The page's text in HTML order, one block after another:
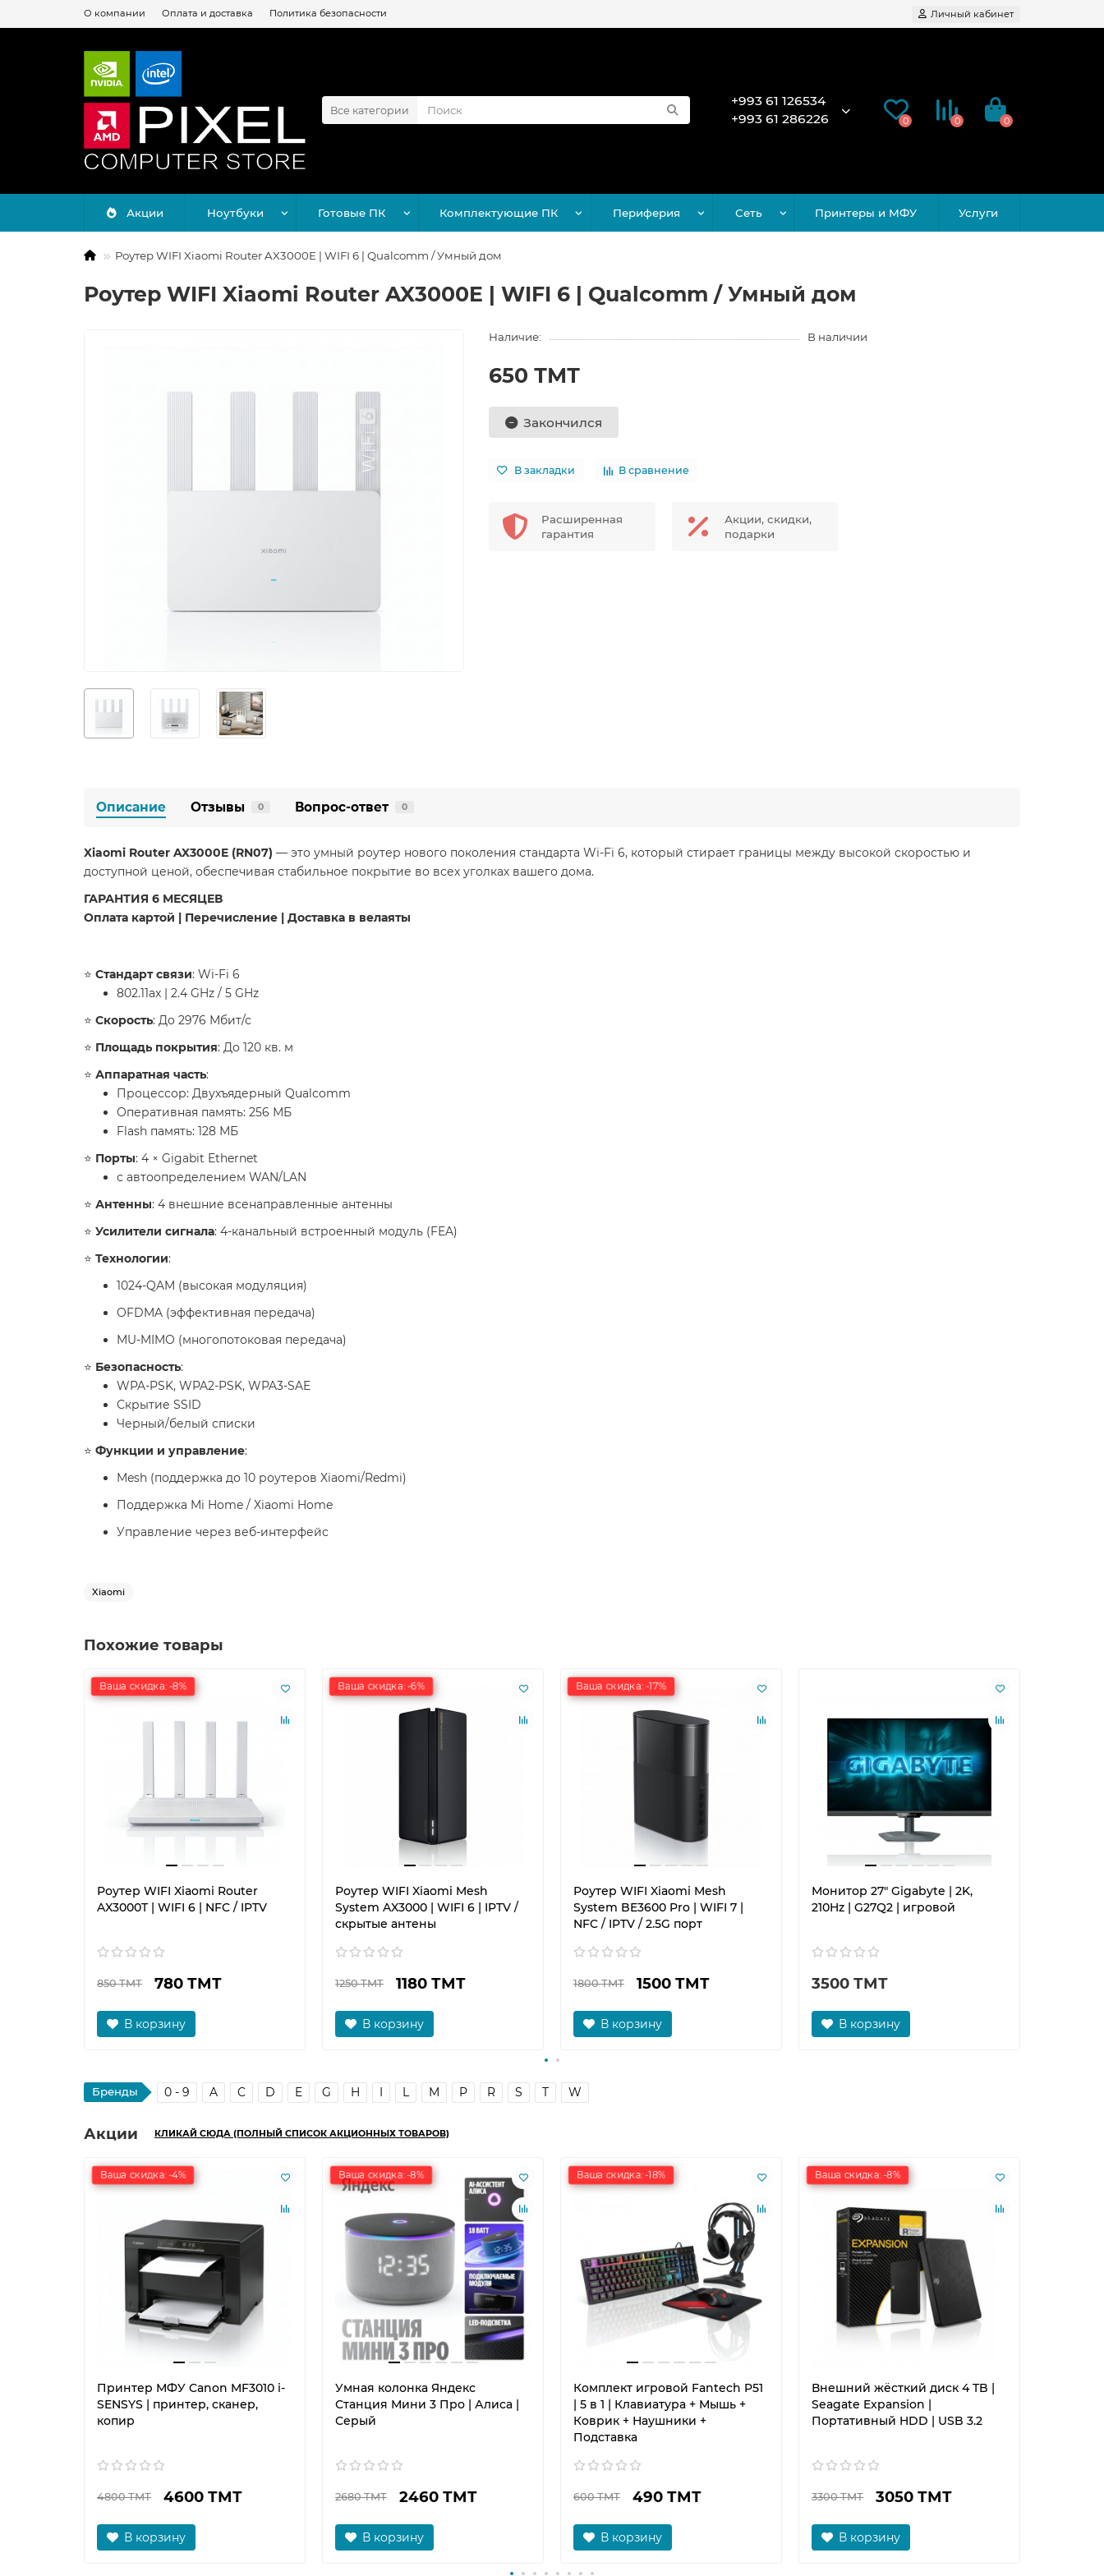
О компании Оплата и доставка Политика безопасности Личный кабинет
Все категории
+993 61 126534
+993 61 286226
0 0 0
Акции Ноутбуки Готовые ПК Комплектующие ПК Периферия Сеть Принтеры и МФУ Услуги
Роутер WIFI Xiaomi Router AX3000E | WIFI 6 | Qualcomm / Умный дом
Роутер WIFI Xiaomi Router AX3000E | WIFI 6 | Qualcomm / Умный дом
Наличие: В наличии
650 ТМТ
Закончился
В закладки В сравнение
Расширенная
гарантия
Акции, скидки,
подарки
Описание Отзывы 0 Вопрос-ответ 0
Xiaomi Router AX3000E (RN07) — это умный роутер нового поколения стандарта Wi-Fi 6, который стирает границы между высокой скоростью и
доступной ценой, обеспечивая стабильное покрытие во всех уголках вашего дома.
​ГАРАНТИЯ 6 МЕСЯЦЕВ
Оплата картой | Перечисление | Доставка в велаяты
​⭐️ Стандарт связи: Wi-Fi 6
802.11ax | 2.4 GHz / 5 GHz
⭐️ Скорость: До 2976 Мбит/с
⭐️ Площадь покрытия: До 120 кв. м
⭐️ Аппаратная часть:
Процессор: Двухъядерный Qualcomm
Оперативная память: 256 МБ
Flash память: 128 МБ
⭐️ Порты: 4 × Gigabit Ethernet
с автоопределением WAN/LAN
⭐️ Антенны: 4 внешние всенаправленные антенны
⭐️ Усилители сигнала: 4-канальный встроенный модуль (FEA)
⭐️ Технологии:
1024-QAM (высокая модуляция)
OFDMA (эффективная передача)
MU-MIMO (многопотоковая передача)
⭐️ Безопасность:
WPA-PSK, WPA2-PSK, WPA3-SAE
Скрытие SSID
Черный/белый списки
⭐️ Функции и управление:
Mesh (поддержка до 10 роутеров Xiaomi/Redmi)
Поддержка Mi Home / Xiaomi Home
Управление через веб-интерфейс
Xiaomi
Похожие товары
Ваша скидка: -8%
Роутер WIFI Xiaomi Router
AX3000T | WIFI 6 | NFC / IPTV
850 ТМТ 780 ТМТ
В корзину
Ваша скидка: -6%
Роутер WIFI Xiaomi Mesh
System AX3000 | WIFI 6 | IPTV /
скрытые антены
1250 ТМТ 1180 ТМТ
В корзину
Ваша скидка: -17%
Роутер WIFI Xiaomi Mesh
System BE3600 Pro | WIFI 7 |
NFC / IPTV / 2.5G порт
1800 ТМТ 1500 ТМТ
В корзину
Монитор 27" Gigabyte | 2K,
210Hz | G27Q2 | игровой
3500 ТМТ
В корзину
Бренды 0 - 9 A C D E G H I L M P R S T W
Акции КЛИКАЙ СЮДА (ПОЛНЫЙ СПИСОК АКЦИОННЫХ ТОВАРОВ)
Ваша скидка: -4%
Принтер МФУ Canon MF3010 i-
SENSYS | принтер, сканер,
копир
4800 ТМТ 4600 ТМТ
В корзину
Ваша скидка: -8%
Умная колонка Яндекс
Станция Мини 3 Про | Алиса |
Серый
2680 ТМТ 2460 ТМТ
В корзину
Ваша скидка: -18%
Комплект игровой Fantech P51
| 5 в 1 | Клавиатура + Мышь +
Коврик + Наушники +
Подставка
600 ТМТ 490 ТМТ
В корзину
Ваша скидка: -8%
Внешний жёсткий диск 4 TB |
Seagate Expansion |
Портативный HDD | USB 3.2
3300 ТМТ 3050 ТМТ
В корзину